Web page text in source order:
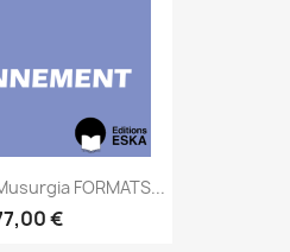
FORMATS...
€